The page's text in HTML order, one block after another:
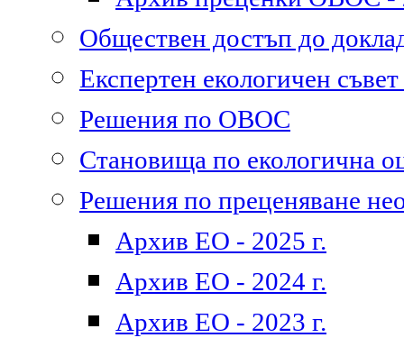
Обществен достъп до
Експертен екологичен
Решения по ОВОС
Становища по екологична
Решения по преценяване
Архив ЕО - 2025 г.
Архив ЕО - 2024 г.
Архив ЕО - 2023 г.